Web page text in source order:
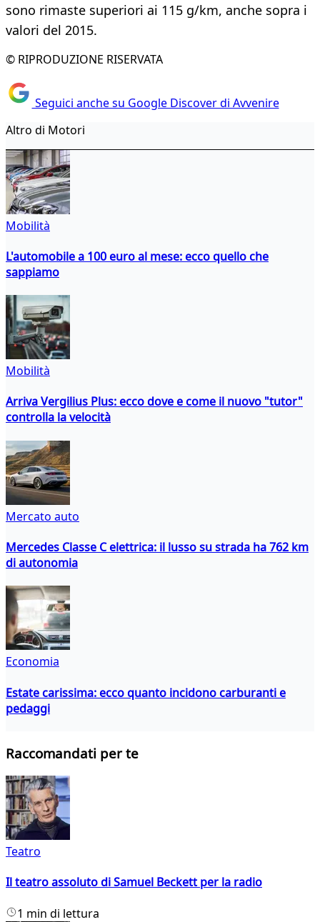
sono rimaste superiori ai 115 g/km, anche sopra i
valori del 2015.
© RIPRODUZIONE RISERVATA
Seguici anche su Google Discover di Avvenire
Altro di Motori
Mobilità
L'automobile a 100 euro al mese: ecco quello che
sappiamo
Mobilità
Arriva Vergilius Plus: ecco dove e come il nuovo "tutor"
controlla la velocità
Mercato auto
Mercedes Classe C elettrica: il lusso su strada ha 762 km
di autonomia
Economia
Estate carissima: ecco quanto incidono carburanti e
pedaggi
Raccomandati per te
Teatro
Il teatro assoluto di Samuel Beckett per la radio
1 min di lettura